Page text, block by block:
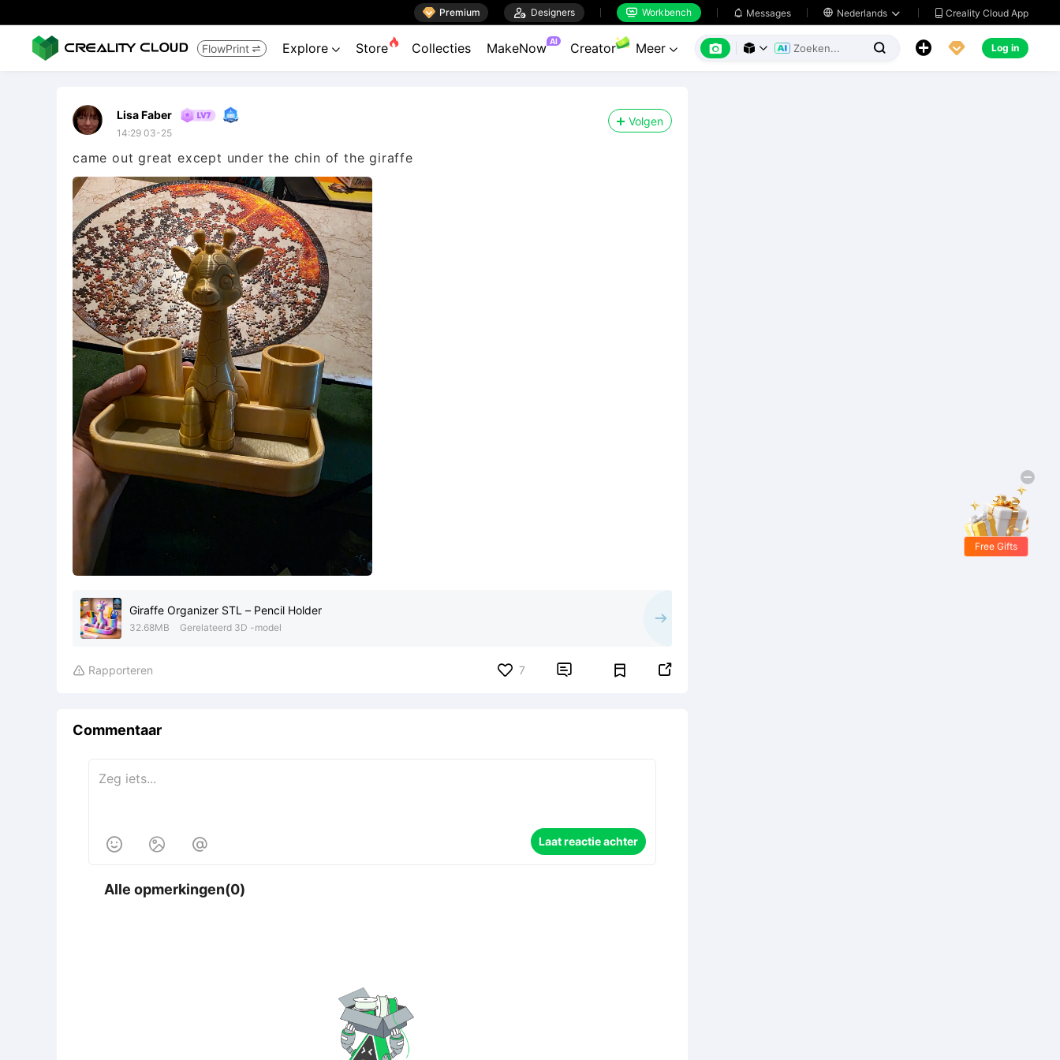
 Premium  Designers  Workbench  Messages  Nederlands   Creality Cloud App
FlowPrint  Explore  Store Collecties MakeNow AI Creator Meer        Log in
Lisa Faber
14:29 03-25
Volgen
came out great except under the chin of the giraffe
Giraffe Organizer STL – Pencil Holder
32.68MB Gerelateerd 3D -model
 Rapporteren 7  
Commentaar
   Laat reactie achter
Alle opmerkingen(0)
Free Gifts